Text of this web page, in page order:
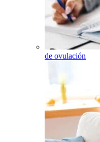
de ovulación